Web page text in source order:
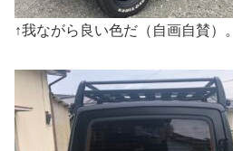
↑我ながら良い色だ（自画自賛）。